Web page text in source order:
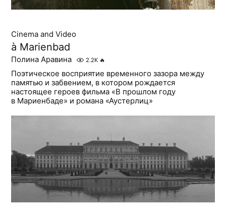
Cinema and Video
à Marienbad
Полина Аравина 2.2K 🔥
Поэтическое восприятие временного зазора между
памятью и забвением, в котором рождается
настоящее героев фильма «В прошлом году
в Мариенбаде» и романа «Аустерлиц»